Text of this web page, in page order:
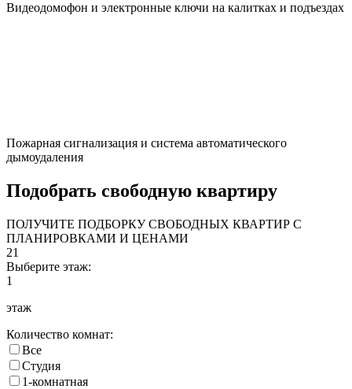
Видеодомофон и электронные ключи на калитках и подъездах
Пожарная сигнализация и система автоматического
дымоудаления
Подобрать свободную квартиру
ПОЛУЧИТЕ ПОДБОРКУ СВОБОДНЫХ КВАРТИР С
ПЛАНИРОВКАМИ И ЦЕНАМИ
21
Выберите этаж:
1
этаж
Количество комнат:
Все
Cтудия
1-комнатная